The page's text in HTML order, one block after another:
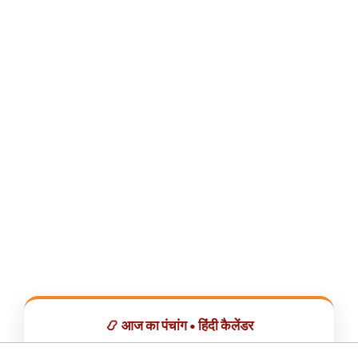
📿 आज का पंचांग • हिंदी कैलेंडर